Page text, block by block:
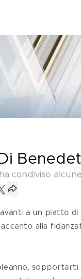
condiviso
a un piatto
alla